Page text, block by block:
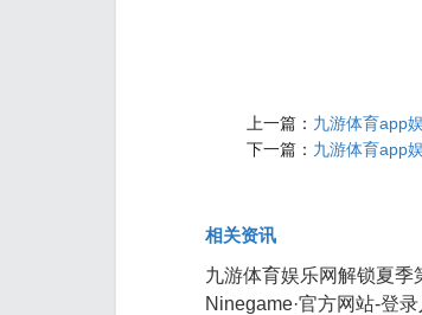
上一篇： 九游体育app
下一篇： 九游体育app
相关资讯
九游体育娱乐网解锁夏季
Ninegame·官方网站-登录